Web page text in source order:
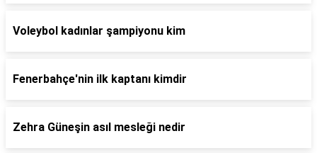
Voleybol kadınlar şampiyonu kim
Fenerbahçe'nin ilk kaptanı kimdir
Zehra Güneşin asıl mesleği nedir